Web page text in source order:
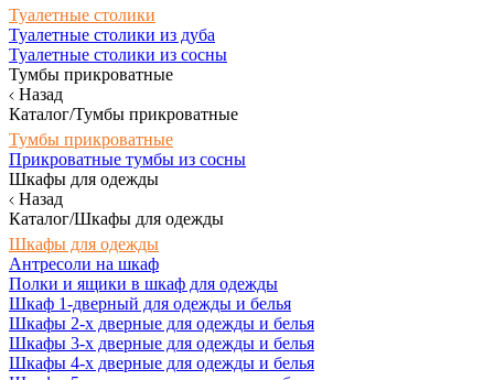
Туалетные столики
Туалетные столики из дуба
Туалетные столики из сосны
Тумбы прикроватные
Назад
Каталог/Тумбы прикроватные
Тумбы прикроватные
Прикроватные тумбы из сосны
Шкафы для одежды
Назад
Каталог/Шкафы для одежды
Шкафы для одежды
Антресоли на шкаф
Полки и ящики в шкаф для одежды
Шкаф 1-дверный для одежды и белья
Шкафы 2-х дверные для одежды и белья
Шкафы 3-х дверные для одежды и белья
Шкафы 4-х дверные для одежды и белья